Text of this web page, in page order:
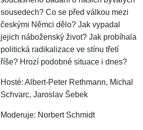
sousedech? Co se před válkou mezi
českými Němci dělo? Jak vypadal
jejich náboženský život? Jak probíhala
politická radikalizace ve stínu třetí
říše? Hrozí podobné situace i dnes?
Hosté: Albert-Peter Rethmann, Michal
Schvarc, Jaroslav Šebek
Moderuje: Norbert Schmidt